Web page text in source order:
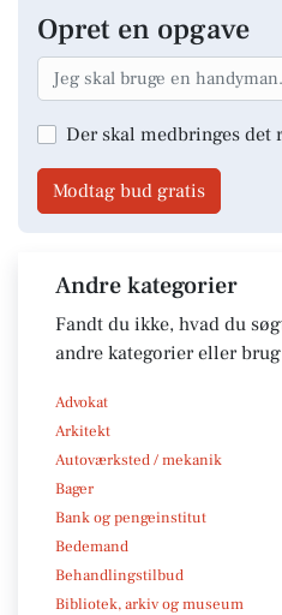
Opret en opgave
Der skal medbringes det
Modtag bud gratis
Andre kategorier
Fandt du ikke, hvad du
andre kategorier eller
Advokat
Arkitekt
Autoværksted / mekanik
Bager
Bank og pengeinstitut
Bedemand
Behandlingstilbud
Bibliotek, arkiv og museum